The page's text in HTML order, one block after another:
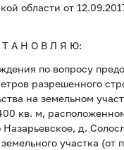
области от
Т А Н О В Л Я Ю:
по вопросу
разрешенного
на земельном
кв. м,
д.
участка (от